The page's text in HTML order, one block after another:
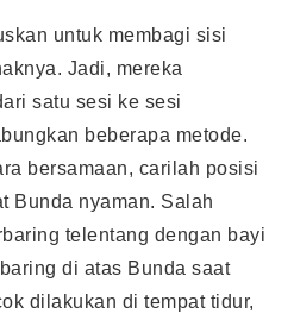
untuk membagi sisi
Jadi, mereka
satu sesi ke sesi
beberapa metode.
bersamaan, carilah posisi
Bunda nyaman. Salah
telentang dengan bayi
di atas Bunda saat
dilakukan di tempat tidur,